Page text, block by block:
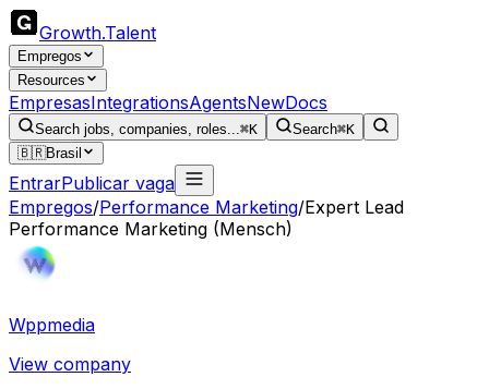
Growth.Talent
Empregos
Resources
EmpresasIntegrationsAgentsNewDocs
Search jobs, companies, roles...⌘K Search⌘K
🇧🇷Brasil
EntrarPublicar vaga
Empregos/Performance Marketing/Expert Lead
Performance Marketing (Mensch)
Wppmedia
View company